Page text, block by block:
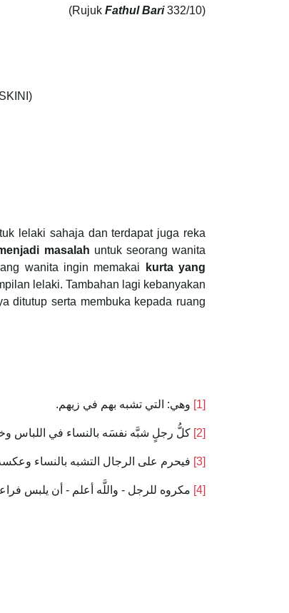
(Rujuk Fathul Bari332/10)
lelaki sahaja dan terdapat juga reka
masalah untuk seorang wanita
wanita ingin memakai
kurta yang
lelaki. Tambahan lagi kebanyakan
ditutup serta membuka kepada ruang
[1] وهي: التي تشبه بهم في زيهم.
[2] كلُّ رجلٍ شبَّه نفسَه بالنساء في اللباس
[3] فيحرم على الرجال التشبه بالنساء
[4] ‌مكروه ‌للرجل - ‌واللَّه ‌أعلم - ‌أن ‌يلبس